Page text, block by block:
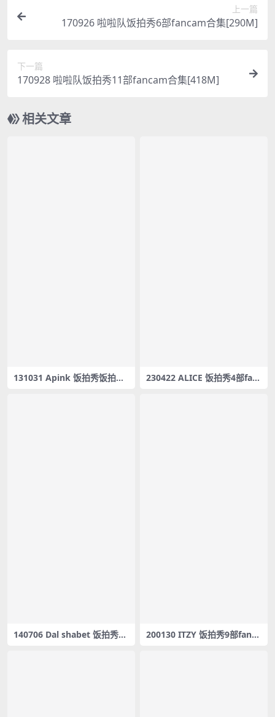
上一篇
170926 啦啦队饭拍秀6部fancam合集[290M]
下一篇
170928 啦啦队饭拍秀11部fancam合集[418M]
相关文章
131031 Apink 饭拍秀饭拍秀
230422 ALICE 饭拍秀4部fan
140706 Dal shabet 饭拍秀57
200130 ITZY 饭拍秀9部fanca